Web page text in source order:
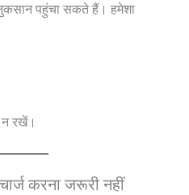
पहुंचा सकते हैं। हमेशा
न रखें।
करना जरूरी नहीं